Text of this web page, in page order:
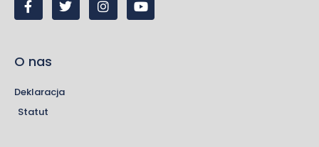
O nas
Deklaracja
Statut